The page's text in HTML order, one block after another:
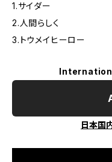
1.サイダー
2.人間らしく
3.トウメイヒーロー
日本国